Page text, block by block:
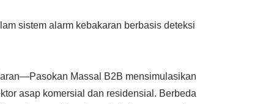
sistem alarm kebakaran berbasis deteksi
Massal B2B mensimulasikan
asap komersial dan residensial. Berbeda